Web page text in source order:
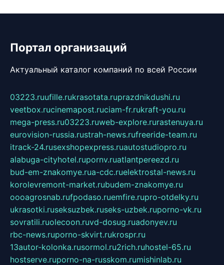
Портал организаций
Актуальный каталог компаний по всей России
03223.ruufille.rukrasotata.ruprazdnikdushi.ru
veetbox.rucinemapost.ruciam-fr.rukraft-you.ru
mega-press.ru03223.ruweb-explore.rurastenuya.ru
eurovision-russia.rustrah-news.rufreeride-team.ru
itrack-24.rusexshopexpress.ruautostudiopro.ru
alabuga-cityhotel.rupornv.ruatlantpereezd.ru
bud-em-znakomye.rua-cdc.ruelektrostal-news.ru
korolevremont-market.rubudem-znakomye.ru
oooagrosnab.rufpodaso.ruemfire.rupro-otdelky.ru
ukrasotki.ruseksuzbek.ruseks-uzbek.ruporno-vk.ru
sovratili.ruolecoon.ruvd-dosug.ruadonyev.ru
rbc-news.ruporno-skvirt.rukrospr.ru
13autor-kolonka.rusormol.ru2rich.ruhostel-65.ru
hostserve.ruporno-na-russkom.rumishinlab.ru